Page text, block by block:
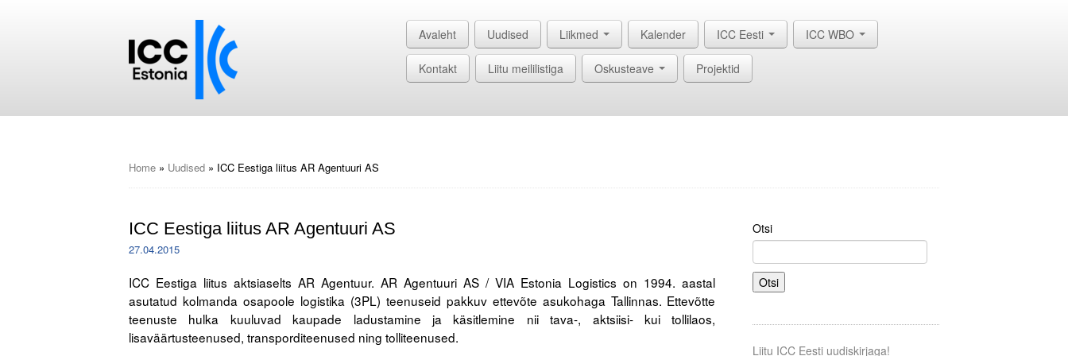
Avaleht Uudised Liikmed Kalender ICC Eesti ICC WBO
Kontakt Liitu meililistiga Oskusteave Projektid
Home » Uudised » ICC Eestiga liitus AR Agentuuri AS
ICC Eestiga liitus AR Agentuuri AS
27.04.2015
ICC Eestiga liitus aktsiaselts AR Agentuur. AR Agentuuri AS / VIA Estonia Logistics on 1994. aastal
asutatud kolmanda osapoole logistika (3PL) teenuseid pakkuv ettevõte asukohaga Tallinnas. Ettevõtte
teenuste hulka kuuluvad kaupade ladustamine ja käsitlemine nii tava-, aktsiisi- kui tollilaos,
lisaväärtusteenused, transporditeenused ning tolliteenused.
Otsi
Otsi
Liitu ICC Eesti uudiskirjaga!